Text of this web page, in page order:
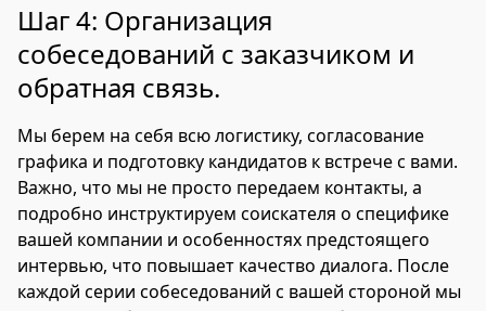
Шаг 4: Организация
собеседований с заказчиком и
обратная связь.
Мы берем на себя всю логистику, согласование
графика и подготовку кандидатов к встрече с вами.
Важно, что мы не просто передаем контакты, а
подробно инструктируем соискателя о специфике
вашей компании и особенностях предстоящего
интервью, что повышает качество диалога. После
каждой серии собеседований с вашей стороной мы